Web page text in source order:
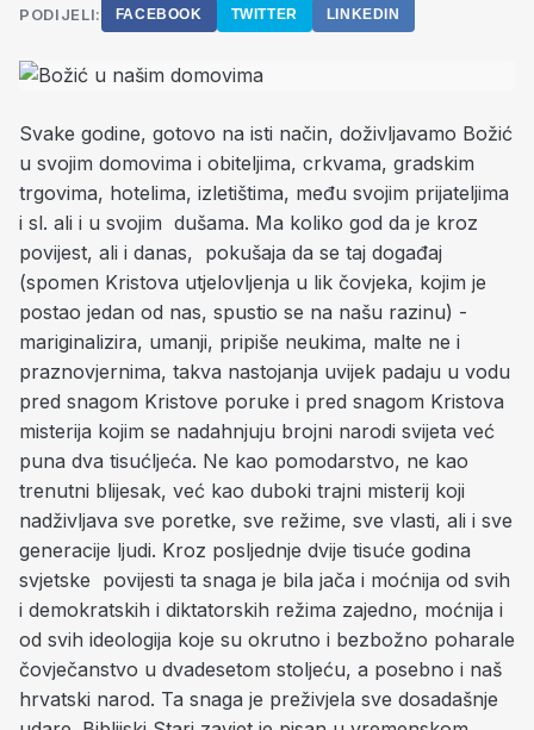
PODIJELI: FACEBOOK TWITTER LINKEDIN
Svake godine, gotovo na isti način, doživljavamo Božić
u svojim domovima i obiteljima, crkvama, gradskim
trgovima, hotelima, izletištima, među svojim prijateljima
i sl. ali i u svojim dušama. Ma koliko god da je kroz
povijest, ali i danas, pokušaja da se taj događaj
(spomen Kristova utjelovljenja u lik čovjeka, kojim je
postao jedan od nas, spustio se na našu razinu) -
mariginalizira, umanji, pripiše neukima, malte ne i
praznovjernima, takva nastojanja uvijek padaju u vodu
pred snagom Kristove poruke i pred snagom Kristova
misterija kojim se nadahnjuju brojni narodi svijeta već
puna dva tisućljeća. Ne kao pomodarstvo, ne kao
trenutni blijesak, već kao duboki trajni misterij koji
nadživljava sve poretke, sve režime, sve vlasti, ali i sve
generacije ljudi. Kroz posljednje dvije tisuće godina
svjetske povijesti ta snaga je bila jača i moćnija od svih
i demokratskih i diktatorskih režima zajedno, moćnija i
od svih ideologija koje su okrutno i bezbožno poharale
čovječanstvo u dvadesetom stoljeću, a posebno i naš
hrvatski narod. Ta snaga je preživjela sve dosadašnje